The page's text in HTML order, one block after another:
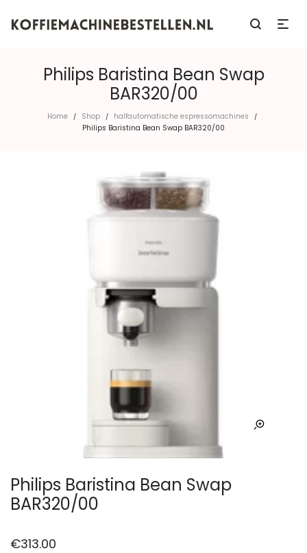
Philips Baristina Bean Swap
BAR320/00
Home / Shop / halfautomatische espressomachines /
Philips Baristina Bean Swap BAR320/00
Philips Baristina Bean Swap
BAR320/00
€313.00